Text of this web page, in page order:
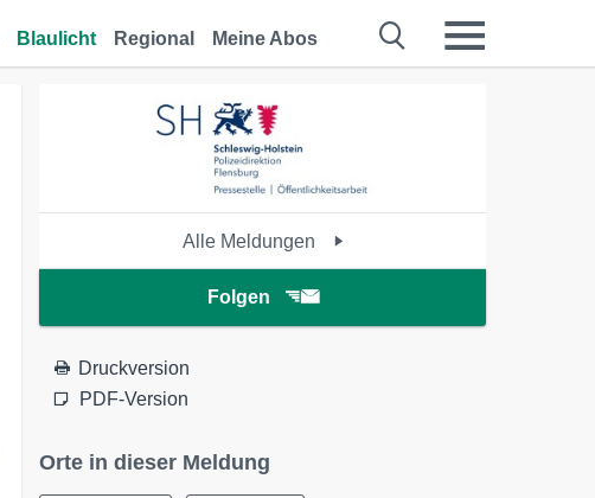
Blaulicht Regional Meine Abos
Alle Meldungen
Folgen
Druckversion
PDF-Version
Orte in dieser Meldung